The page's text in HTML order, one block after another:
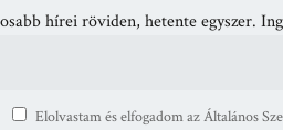
hírei röviden, hetente egyszer.
Elolvastam és elfogadom az Általános